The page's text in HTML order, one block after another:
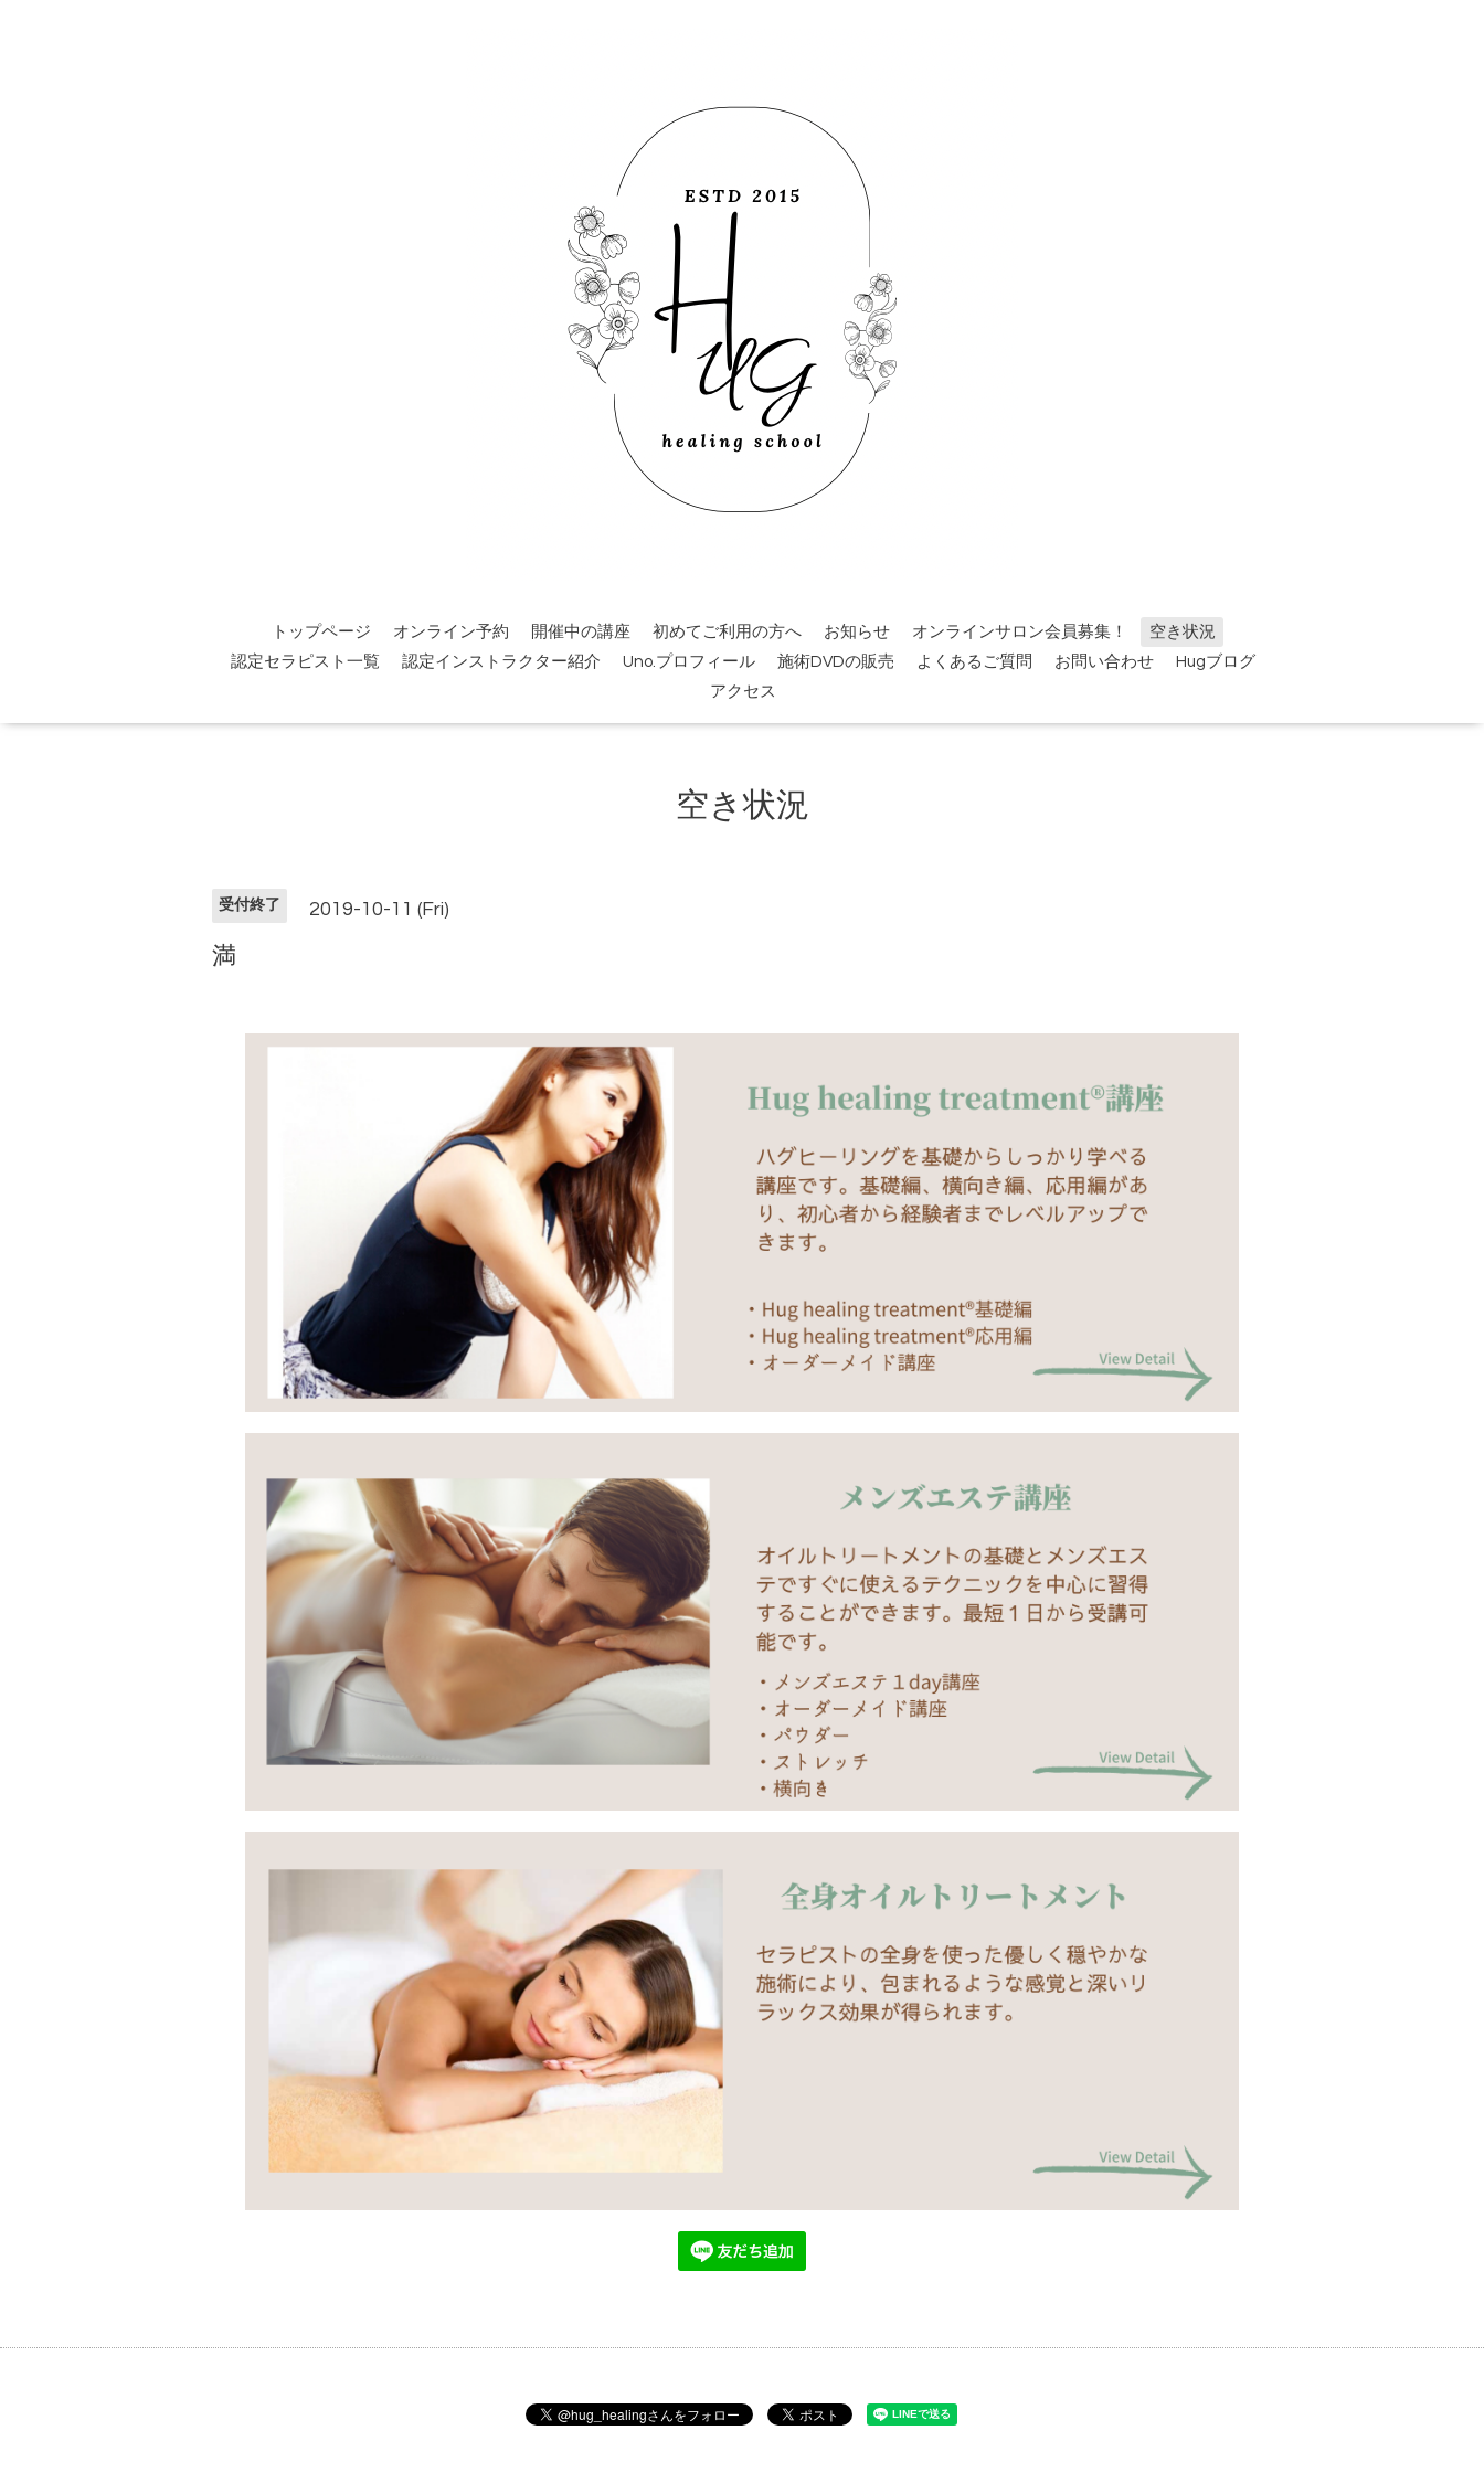
トップページ オンライン予約 開催中の講座 初めてご利用の方へ お知らせ オンラインサロン会員募集！
空き状況
認定セラピスト一覧
認定インストラクター紹介 Uno.プロフィール 施術DVDの販売 よくあるご質問 お問い合わせ
Hugブログ
アクセス
空き状況
受付終了 2019-10-11 (Fri)
満